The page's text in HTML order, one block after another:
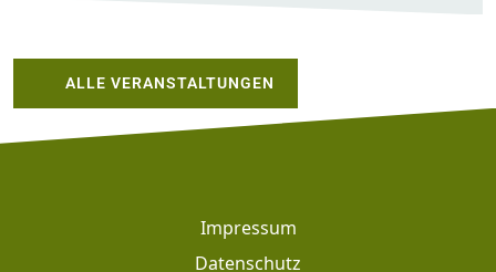
ALLE VERANSTALTUNGEN
Impressum
Datenschutz